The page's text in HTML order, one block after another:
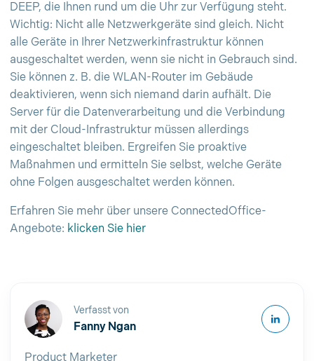
DEEP, die Ihnen rund um die Uhr zur Verfügung steht.
Wichtig: Nicht alle Netzwerkgeräte sind gleich. Nicht
alle Geräte in Ihrer Netzwerkinfrastruktur können
ausgeschaltet werden, wenn sie nicht in Gebrauch sind.
Sie können z. B. die WLAN-Router im Gebäude
deaktivieren, wenn sich niemand darin aufhält. Die
Server für die Datenverarbeitung und die Verbindung
mit der Cloud-Infrastruktur müssen allerdings
eingeschaltet bleiben. Ergreifen Sie proaktive
Maßnahmen und ermitteln Sie selbst, welche Geräte
ohne Folgen ausgeschaltet werden können.
Erfahren Sie mehr über unsere ConnectedOffice-
Angebote: klicken Sie hier
Verfasst von
Fanny Ngan
Product Marketer